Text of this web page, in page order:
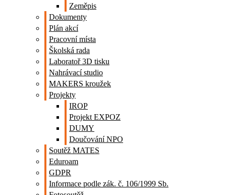
Zeměpis
Dokumenty
Plán akcí
Pracovní místa
Školská rada
Laboratoř 3D tisku
Nahrávací studio
MAKERS kroužek
Projekty
IROP
Projekt EXPOZ
DUMY
Doučování NPO
Soutěž MATES
Eduroam
GDPR
Informace podle zák. č. 106/1999 Sb.